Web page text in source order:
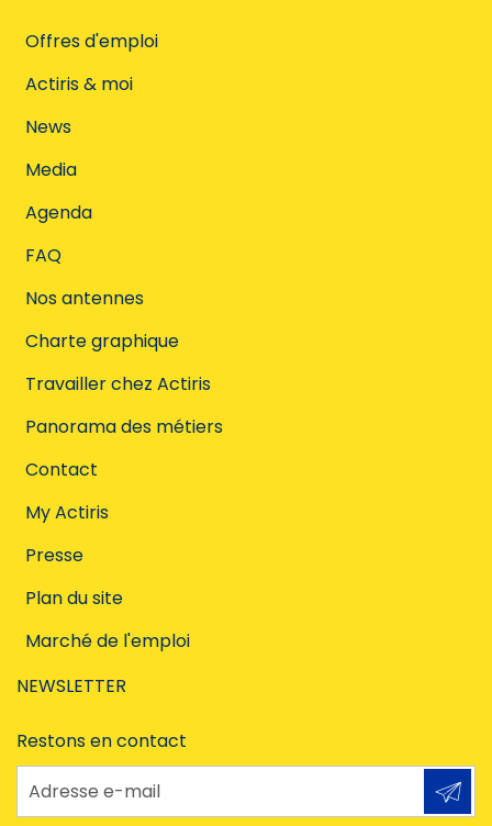
Offres d'emploi
Actiris & moi
News
Media
Agenda
FAQ
Nos antennes
Charte graphique
Travailler chez Actiris
Panorama des métiers
Contact
My Actiris
Presse
Plan du site
Marché de l'emploi
NEWSLETTER
Restons en contact
Adresse e-mail